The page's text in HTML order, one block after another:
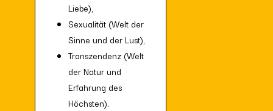
Liebe),
Sexualität (Welt der
Sinne und der Lust),
Transzendenz (Welt
der Natur und
Erfahrung des
Höchsten).